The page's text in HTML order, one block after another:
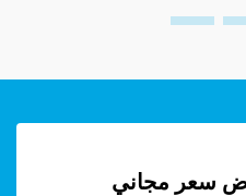
سعر مجاني